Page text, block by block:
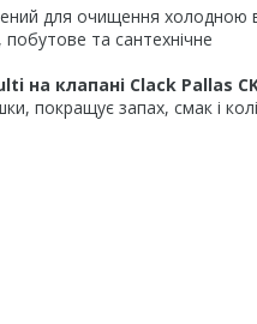
для очищення холодною
побутове та сантехнічне
на клапані Clack Pallas
покращує запах, смак і